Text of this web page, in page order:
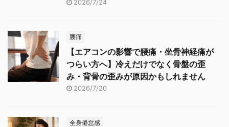
2026/7/24
腰痛
【エアコンの影響で腰痛・坐骨神経痛が
つらい方へ】冷えだけでなく骨盤の歪
み・背骨の歪みが原因かもしれません
2026/7/20
全身倦怠感